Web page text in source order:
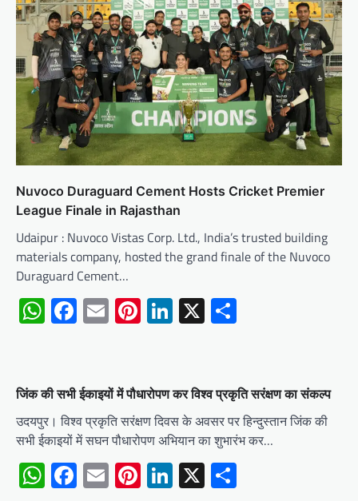
Nuvoco Duraguard Cement Hosts Cricket Premier
League Finale in Rajasthan
Udaipur : Nuvoco Vistas Corp. Ltd., India’s trusted building
materials company, hosted the grand finale of the Nuvoco
Duraguard Cement…
WhatsApp
Facebook
EmailPinterest
LinkedIn
X
जिंक की सभी ईकाइयों में पौधारोपण कर विश्व प्रकृति सरंक्षण का संकल्प
उदयपुर। विश्व प्रकृति सरंक्षण दिवस के अवसर पर हिन्दुस्तान जिंक की
सभी ईकाइयों में सघन पौधारोपण अभियान का शुभारंभ कर…
WhatsApp
Facebook
EmailPinterest
LinkedIn
X